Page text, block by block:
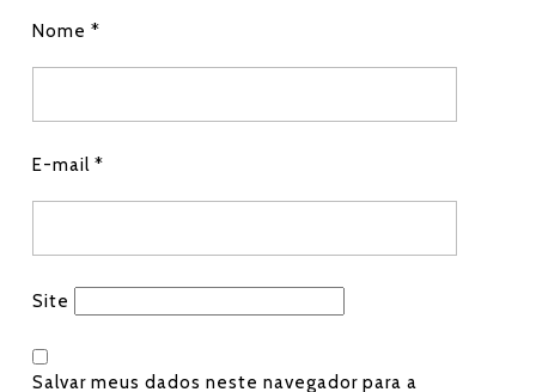
Nome *
E-mail *
Site
Salvar meus dados neste navegador para a